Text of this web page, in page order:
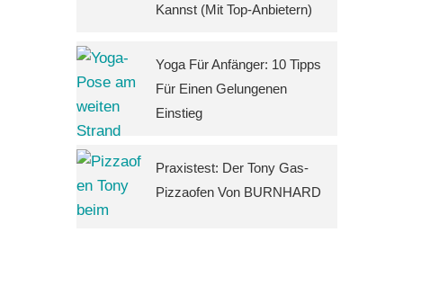
Kannst (mit Top-Anbietern)
Yoga Für Anfänger: 10 Tipps
Für Einen Gelungenen
Einstieg
Praxistest: Der Tony Gas-
Pizzaofen Von BURNHARD